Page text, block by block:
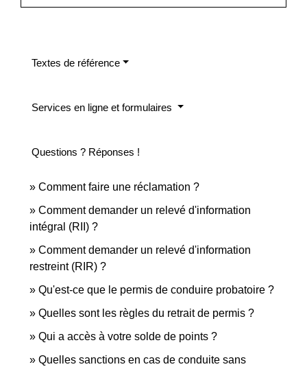
Textes de référence
Services en ligne et formulaires
Questions ? Réponses !
Comment faire une réclamation ?
Comment demander un relevé d'information
intégral (RII) ?
Comment demander un relevé d'information
restreint (RIR) ?
Qu'est-ce que le permis de conduire probatoire ?
Quelles sont les règles du retrait de permis ?
Qui a accès à votre solde de points ?
Quelles sanctions en cas de conduite sans